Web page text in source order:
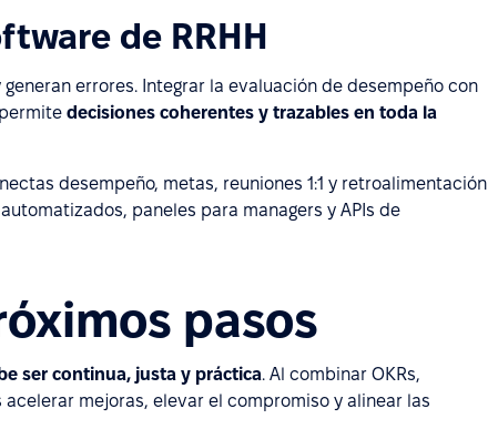
de RRHH
errores. Integrar la evaluación de desempeño con
decisiones coherentes y trazables en toda la
desempeño, metas, reuniones 1:1 y retroalimentación
paneles para managers y APIs de
pasos
ser continua, justa y práctica. Al combinar OKRs,
mejoras, elevar el compromiso y alinear las